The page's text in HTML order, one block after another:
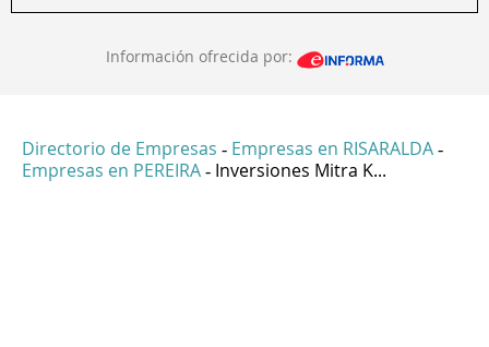
Información ofrecida por:
Directorio de Empresas - Empresas en RISARALDA -
Empresas en PEREIRA - Inversiones Mitra K...